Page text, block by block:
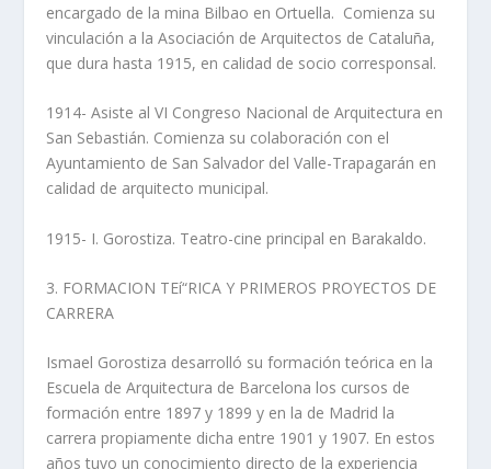
encargado de la mina Bilbao en Ortuella. Comienza su
vinculación a la Asociación de Arquitectos de Cataluña,
que dura hasta 1915, en calidad de socio corresponsal.
1914- Asiste al VI Congreso Nacional de Arquitectura en
San Sebastián. Comienza su colaboración con el
Ayuntamiento de San Salvador del Valle-Trapagarán en
calidad de arquitecto municipal.
1915- I. Gorostiza. Teatro-cine principal en Barakaldo.
3. FORMACION TEí“RICA Y PRIMEROS PROYECTOS DE
CARRERA
Ismael Gorostiza desarrolló su formación teórica en la
Escuela de Arquitectura de Barcelona los cursos de
formación entre 1897 y 1899 y en la de Madrid la
carrera propiamente dicha entre 1901 y 1907. En estos
años tuvo un conocimiento directo de la experiencia